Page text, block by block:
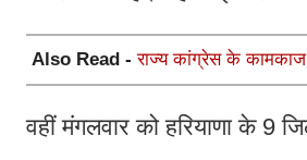
Also Read -राज्य कांग्रेस के
वहीं मंगलवार को हरियाणा के 9